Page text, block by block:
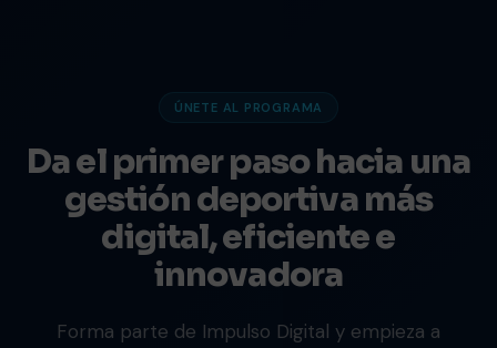
ÚNETE AL PROGRAMA
Da el primer paso hacia una
gestión deportiva más
digital, eficiente e
innovadora
Forma parte de Impulso Digital y empieza a